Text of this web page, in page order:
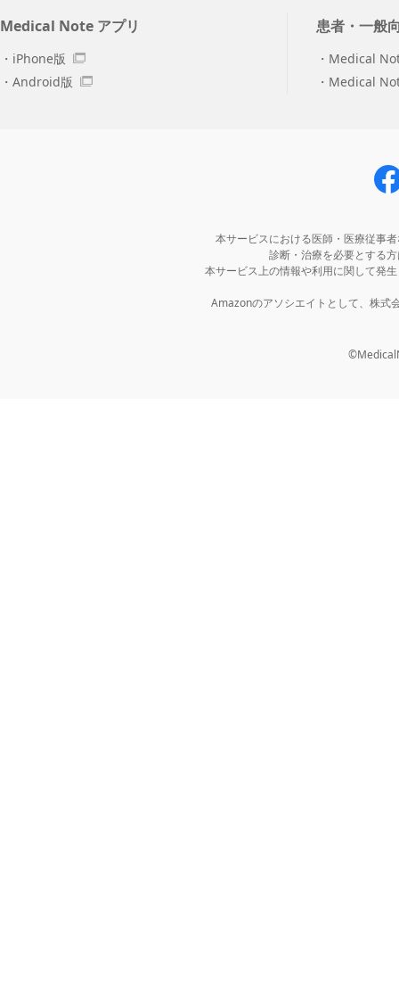
Medical Note アプリ
iPhone版
Android版
患者・一般
Medical
Medical
本サービスにおける医師・医療従事
診断・治療を必要とする
本サービス上の情報や利用に関して発
Amazonのアソシエイトとして、株式